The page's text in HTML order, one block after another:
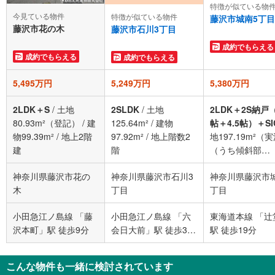
今見ている物件
藤沢市花の木
成約でもらえる
特徴が似ている物件
藤沢市石川3丁目
成約でもらえる
特徴が似ている物
藤沢市城南5丁目
成約でもらえる
5,495万円 5,249万円 5,380万円
2LDK＋S / 土地
80.93m²（登記）
/ 建
物99.39m² / 地上2階
建
2SLDK / 土地
125.64m² / 建物
97.92m² / 地上階数2
階
2LDK＋2S納戸
帖＋4.5帖）＋
地197.19m²（
（うち傾斜部
分:93.99m²）/
102.87m²（実
地上2階建
神奈川県藤沢市花の
木
神奈川県藤沢市石川3
丁目
神奈川県藤沢市
丁目
小田急江ノ島線 「藤
沢本町」駅 徒歩9分
小田急江ノ島線 「六
会日大前」駅 徒歩35
分
東海道本線 「辻
駅 徒歩19分
こんな物件も一緒に検討されています